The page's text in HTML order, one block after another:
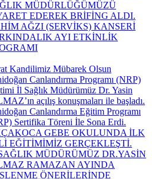
MÜDÜRLÜĞÜMÜZÜ
EDEREK BRİFİNG ALDI.
AĞZI (SERVİKS) KANSERİ
AYI ETKİNLİK
Kandilimiz Mübarek Olsun
Canlandırma Programı (NRP)
İl Sağlık Müdürümüz Dr. Yasin
açılış konuşmaları ile başladı.
Canlandırma Eğitim Programı
Sertifika Töreni İle Sona Erdi.
GEBE OKULUNDA İLK
EĞİTİMİMİZ GERÇEKLEŞTİ.
MÜDÜRÜMÜZ DR.YASİN
RAMAZAN AYINDA
ÖNERİLERİNDE